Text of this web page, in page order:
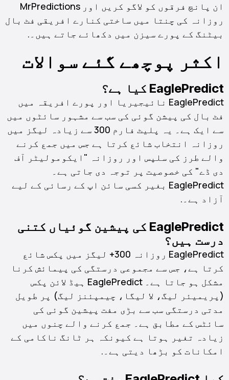
ان پانچ فرقوں کو لاگو کریں اور MrPredictions
روزانہ کی چنتا میں ساختی کنارے افریقی فٹ بال
بیٹنگ کے پورے سیزن میں دکھائے جاتے ہیں۔.
اکثر پوچھے گئے سوالات
EaglePredict کیا ہے؟
EaglePredict نائیجیریا اور پورے افریقہ میں
فٹ بال کی پیشن گوئی کی سب سے مشہور سائٹوں میں
سے ایک ہے۔ یہ پلیٹ فارم 300 سے زیادہ لیگز میں
روزانہ انتخاب شائع کرتا ہے جس میں جمع کرنے
والے طرز کی سلپس اور روزانہ "ایکومولیٹر آف
دی ڈے" کی خصوصیت پر توجہ دی جاتی ہے۔
EaglePredict بغیر کسی سائن اپ کے رسائی کے لیے
آزاد ہے۔.
EaglePredict کی پیشین گوئیاں کتنی
درست ہیں؟
EaglePredict روزانہ 300+ لیگز میں پکس شائع
کرتا ہے، جس سے مجموعی درستگی کی پیمائش کرنا
مشکل ہو جاتا ہے۔ EaglePredict ہیڈ لائن پکس
(پریمیئر لیگ، لا لیگا، چیمپئنز لیگ) پر طویل
مدتی درستگی سب سے بڑی مفت پیشین گوئی کی
سائٹس کے مطابق ہے۔ جمع کرنے والے چنوں میں
زیادہ تغیر ہوتا ہے کیونکہ ہر ٹانگ ناکامی کے
امکانات کو بڑھا دیتی ہے۔.